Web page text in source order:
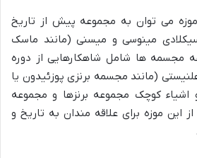
می توان به مجموعه پیش از تاریخ
مینوسی و میسنی (مانند ماسک
مجسمه ها شامل شاهکارهایی از دوره
(مانند مجسمه برنزی پوزئیدون یا
کوچک مجموعه برنزها و مجموعه
این موزه برای علاقه مندان به تاریخ و